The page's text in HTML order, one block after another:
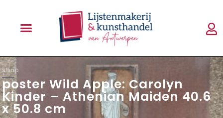
shop
poster Wild Apple: Carolyn
Kinder – Athenian Maiden 40.6
x 50.8 cm